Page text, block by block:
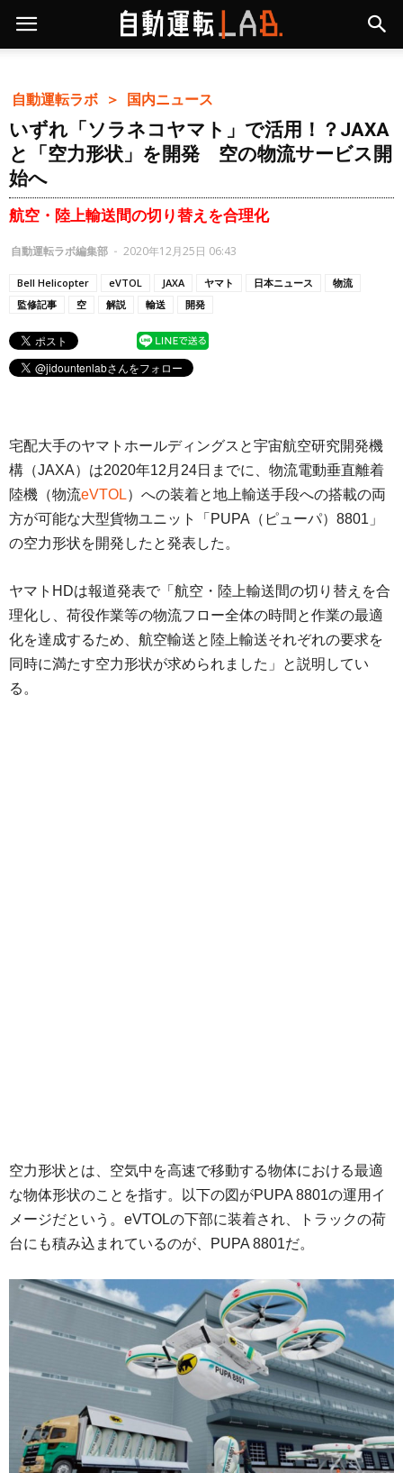
自動運転ラボ ＞ 国内ニュース
いずれ「ソラネコヤマト」で活用！？JAXA
と「空力形状」を開発 空の物流サービス開
始へ
航空・陸上輸送間の切り替えを合理化
自動運転ラボ編集部 - 2020年12月25日 06:43
Bell Helicopter eVTOL JAXA ヤマト 日本ニュース
物流
監修記事
空 解説 輸送 開発
宅配大手のヤマトホールディングスと宇宙航空研究開発機
構（JAXA）は2020年12月24日までに、物流電動垂直離着
陸機（物流eVTOL）への装着と地上輸送手段への搭載の両
方が可能な大型貨物ユニット「PUPA（ピューパ）8801」
の空力形状を開発したと発表した。
ヤマトHDは報道発表で「航空・陸上輸送間の切り替えを合
理化し、荷役作業等の物流フロー全体の時間と作業の最適
化を達成するため、航空輸送と陸上輸送それぞれの要求を
同時に満たす空力形状が求められました」と説明してい
る。
空力形状とは、空気中を高速で移動する物体における最適
な物体形状のことを指す。以下の図がPUPA 8801の運用イ
メージだという。eVTOLの下部に装着され、トラックの荷
台にも積み込まれているのが、PUPA 8801だ。